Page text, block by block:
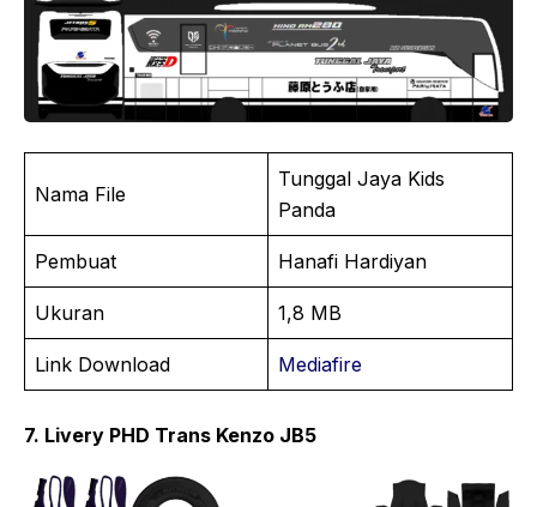
Nama File
Tunggal Jaya Kids
Panda
Pembuat Hanafi Hardiyan
Ukuran 1,8 MB
Link Download Mediafire
7. Livery PHD Trans Kenzo JB5